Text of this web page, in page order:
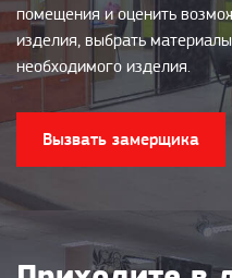
помещения и оценить
изделия, выбрать
необходимого изделия.
Вызвать замерщика